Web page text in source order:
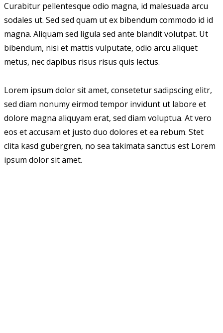
Curabitur pellentesque odio magna, id malesuada arcu
sodales ut. Sed sed quam ut ex bibendum commodo id id
magna. Aliquam sed ligula sed ante blandit volutpat. Ut
bibendum, nisi et mattis vulputate, odio arcu aliquet
metus, nec dapibus risus risus quis lectus.
Lorem ipsum dolor sit amet, consetetur sadipscing elitr,
sed diam nonumy eirmod tempor invidunt ut labore et
dolore magna aliquyam erat, sed diam voluptua. At vero
eos et accusam et justo duo dolores et ea rebum. Stet
clita kasd gubergren, no sea takimata sanctus est Lorem
ipsum dolor sit amet.